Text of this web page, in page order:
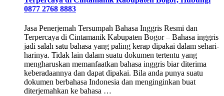
0877 2768 8883
Jasa Penerjemah Tersumpah Bahasa Inggris Resmi dan
Terpercaya di Cintamanik Kabupaten Bogor – Bahasa inggris
jadi salah satu bahasa yang paling kerap dipakai dalam sehari-
harinya. Tidak lain dalam suatu dokumen tertentu yang
mengharuskan memanfaatkan bahasa inggris biar diterima
keberadaannya dan dapat dipakai. Bila anda punya suatu
dokumen berbahasa Indonesia dan menginginkan buat
diterjemahkan ke bahasa …